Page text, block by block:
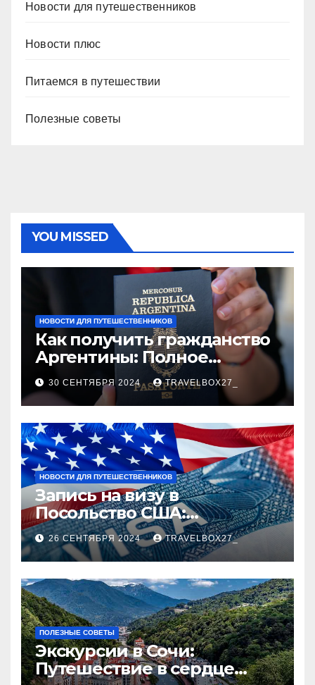
Новости для путешественников
Новости плюс
Питаемся в путешествии
Полезные советы
YOU MISSED
НОВОСТИ ДЛЯ ПУТЕШЕСТВЕННИКОВ
Как получить гражданство
Аргентины: Полное
руководство
30 СЕНТЯБРЯ 2024 TRAVELBOX27_
НОВОСТИ ДЛЯ ПУТЕШЕСТВЕННИКОВ
Запись на визу в
Посольство США:
Пошаговое руководство
26 СЕНТЯБРЯ 2024 TRAVELBOX27_
ПОЛЕЗНЫЕ СОВЕТЫ
Экскурсии в Сочи:
Путешествие в сердце